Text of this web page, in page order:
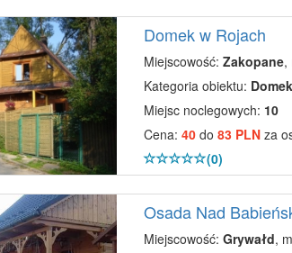
Domek w Rojach
Miejscowość: Zakopane,
Kategoria obiektu:
Miejsc noclegowych: 10
Cena: 40do 83 PLNza
(0)
Osada Nad
Miejscowość: Grywałd,